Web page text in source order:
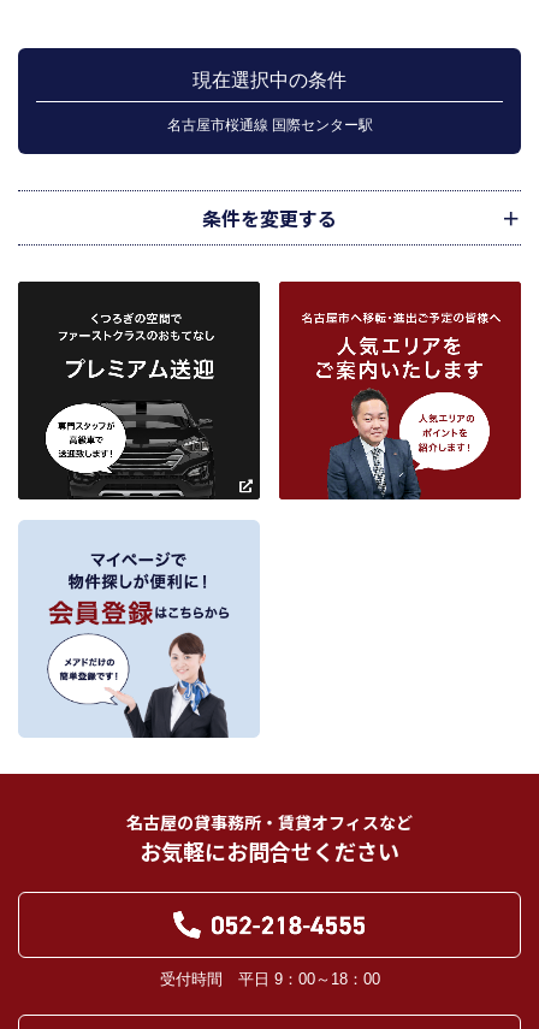
現在選択中の条件
名古屋市桜通線 国際センター駅
条件を変更する
市区町村 地図
から検索
フリーワード検索
名古屋の貸事務所・賃貸オフィスなど
お気軽にお問合せください
受付時間 平日 9：00～18：00